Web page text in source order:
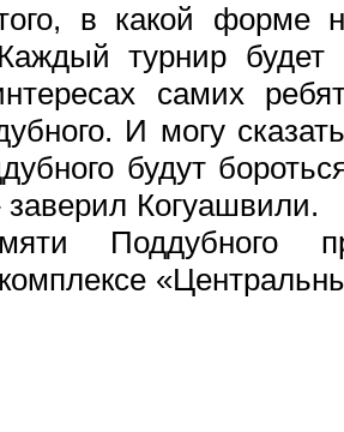
в какой форме
турнир будет
самих
И могу
будут
Когуашвили.
Поддубного